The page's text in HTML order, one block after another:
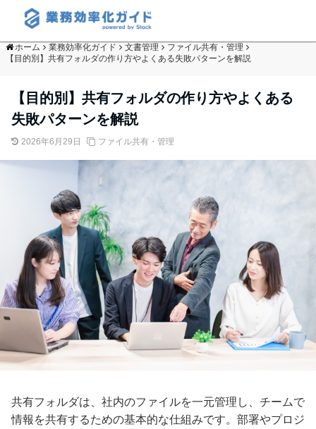
ホーム 業務効率化ガイド 文書管理
ファイル共有・管理
【目的別】共有フォルダの作り方やよくある失敗パターンを解説
【目的別】共有フォルダの作り方やよくある
失敗パターンを解説
2026年6月29日 ファイル共有・管理
共有フォルダは、社内のファイルを一元管理し、チームで
情報を共有するための基本的な仕組みです。部署やプロジ